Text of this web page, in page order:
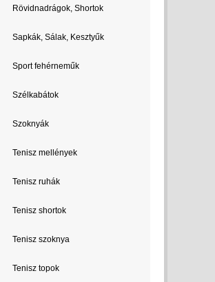
Rövidnadrágok, Shortok
Sapkák, Sálak, Kesztyűk
Sport fehérneműk
Szélkabátok
Szoknyák
Tenisz mellények
Tenisz ruhák
Tenisz shortok
Tenisz szoknya
Tenisz topok